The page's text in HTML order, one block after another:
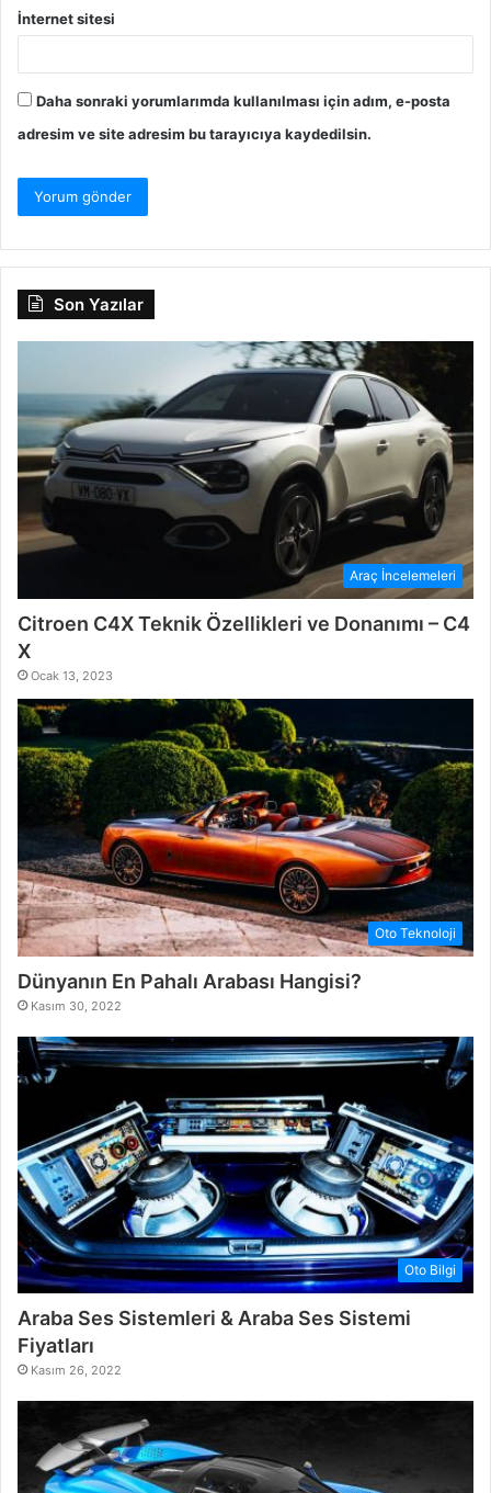
İnternet sitesi
Daha sonraki yorumlarımda kullanılması için adım, e-posta
adresim ve site adresim bu tarayıcıya kaydedilsin.
Son Yazılar
Araç İncelemeleri
Citroen C4X Teknik Özellikleri ve Donanımı – C4
X
Ocak 13, 2023
Oto Teknoloji
Dünyanın En Pahalı Arabası Hangisi?
Kasım 30, 2022
Oto Bilgi
Araba Ses Sistemleri & Araba Ses Sistemi
Fiyatları
Kasım 26, 2022